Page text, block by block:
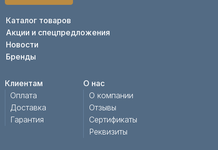
Каталог товаров
Акции и спецпредложения
Новости
Бренды
Клиентам
Оплата
Доставка
Гарантия
О нас
О компании
Отзывы
Сертификаты
Реквизиты